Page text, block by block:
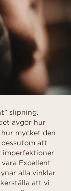
slipning.
avgör hur
mycket den
att
imperfektioner
Excellent
alla vinklar
att vi